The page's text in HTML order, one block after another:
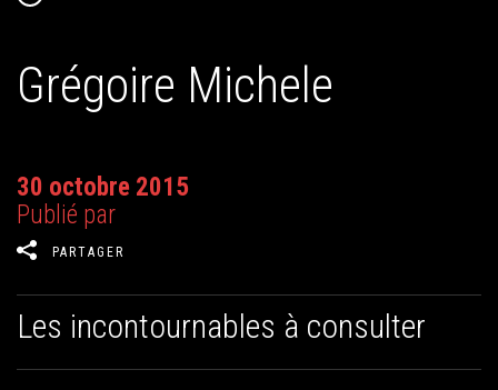
Grégoire Michele
30 octobre 2015
Publié par
PARTAGER
Les incontournables à consulter